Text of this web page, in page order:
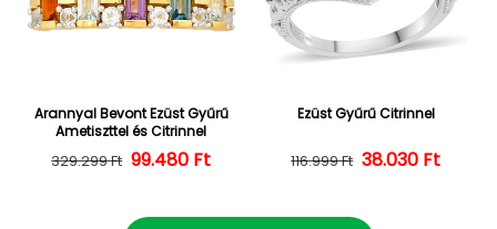
Arannyal Bevont Ezüst Gyűrű
Ametiszttel és Citrinnel
Normál ár
329.299 Ft Kedvezményes ár
99.480 Ft
Ezüst Gyűrű Citrinnel
Normál ár
116.999 Ft 38.030 Ft